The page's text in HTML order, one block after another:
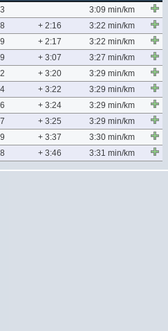
3:09 min/km
+ 2:16
3:22 min/km
+ 2:17
3:22 min/km
+ 3:07
3:27 min/km
+ 3:20
3:29 min/km
+ 3:22
3:29 min/km
+ 3:24
3:29 min/km
+ 3:25
3:29 min/km
+ 3:37
3:30 min/km
+ 3:46 3:31 min/km